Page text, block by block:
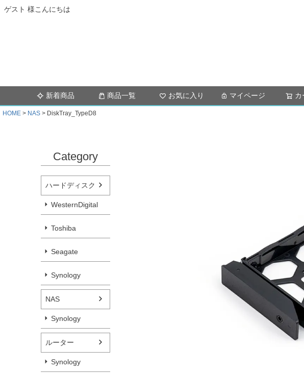
ゲスト 様こんにちは
新着商品 商品一覧 お気に入り マイページ カ
HOME NAS DiskTray_TypeD8
Category
ハードディスク
WesternDigital
Toshiba
Seagate
Synology
NAS
Synology
ルーター
Synology